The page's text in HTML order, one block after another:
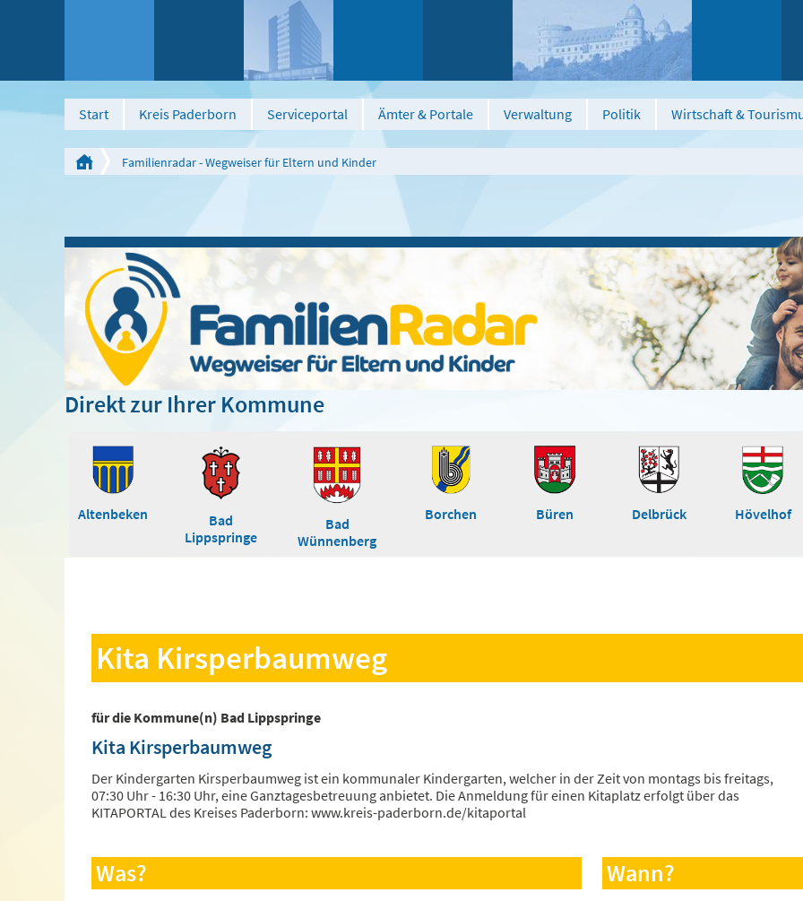
Start Kreis Paderborn Serviceportal Ämter & Portale Verwaltung Politik Wirtschaft &
Familienradar - Wegweiser für Eltern und Kinder
Direkt zur Ihrer Kommune
Altenbeken
Bad
Lippspringe
Bad
Wünnenberg
Borchen Büren Delbrück Hövelhof
Kita Kirsperbaumweg
für die Kommune(n) Bad Lippspringe
Kita Kirsperbaumweg
Der Kindergarten Kirsperbaumweg ist ein kommunaler Kindergarten, welcher in der Zeit von montags bis freitags,
07:30 Uhr - 16:30 Uhr, eine Ganztagesbetreuung anbietet. Die Anmeldung für einen Kitaplatz erfolgt über das
KITAPORTAL des Kreises Paderborn: www.kreis-paderborn.de/kitaportal
Was? Wann?